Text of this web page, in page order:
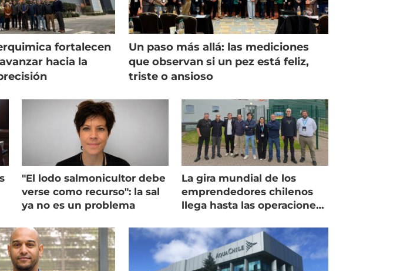
fortalecen
hacia la
Un paso más allá: las mediciones
que observan si un pez está feliz,
triste o ansioso
"El lodo salmonicultor debe
verse como recurso": la sal
ya no es un problema
La gira mundial de los
emprendedores chilenos
llega hasta las operaciones